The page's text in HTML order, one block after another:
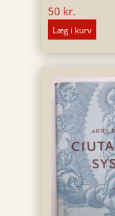
50 kr.
Læg i kurv